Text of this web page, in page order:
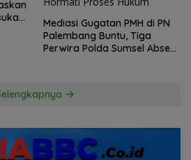
Mediasi Gugatan PMH di PN
Palembang Buntu, Tiga
Perwira Polda Sumsel Absen,